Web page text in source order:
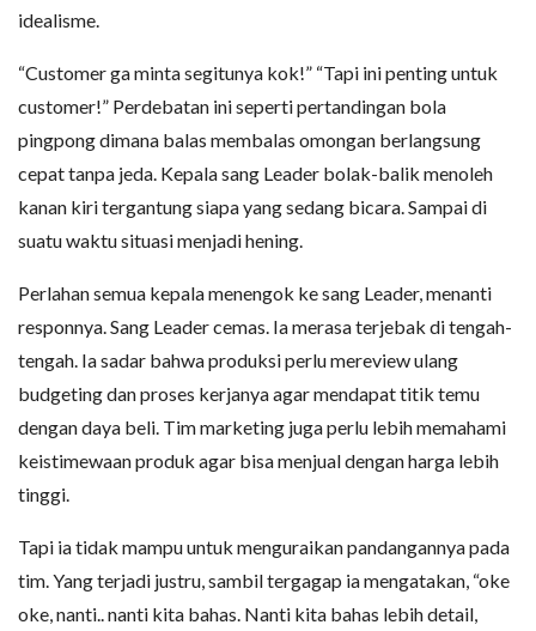
idealisme.
“Customer ga minta segitunya kok!” “Tapi ini penting untuk
customer!” Perdebatan ini seperti pertandingan bola
pingpong dimana balas membalas omongan berlangsung
cepat tanpa jeda. Kepala sang Leader bolak-balik menoleh
kanan kiri tergantung siapa yang sedang bicara. Sampai di
suatu waktu situasi menjadi hening.
Perlahan semua kepala menengok ke sang Leader, menanti
responnya. Sang Leader cemas. Ia merasa terjebak di tengah-
tengah. Ia sadar bahwa produksi perlu mereview ulang
budgeting dan proses kerjanya agar mendapat titik temu
dengan daya beli. Tim marketing juga perlu lebih memahami
keistimewaan produk agar bisa menjual dengan harga lebih
tinggi.
Tapi ia tidak mampu untuk menguraikan pandangannya pada
tim. Yang terjadi justru, sambil tergagap ia mengatakan, “oke
oke, nanti.. nanti kita bahas. Nanti kita bahas lebih detail,